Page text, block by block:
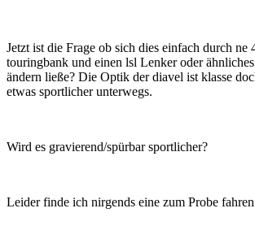
Jetzt ist die Frage ob sich dies einfach durch ne
touringbank und einen lsl Lenker oder
ändern ließe? Die Optik der diavel ist klasse
etwas sportlicher unterwegs.
Wird es gravierend/spürbar sportlicher?
Leider finde ich nirgends eine zum Probe